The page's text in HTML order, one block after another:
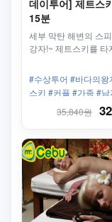
데이투어] 제트스
15분
세부 막탄 해변의 스
강자!~ 제트스키를 타
#수상투어 #바다의왕
스키 #커플 #가족 #
왕복픽업샌딩 #15분
픽업가능
35,840원